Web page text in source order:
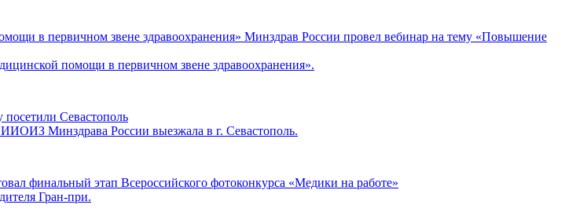
Минздрав России провел вебинар на тему «Повышение
помощи в первичном звене здравоохранения».
Севастополь
Минздрава России выезжала в г. Севастополь.
финальный этап Всероссийского фотоконкурса «Медики на работе»
Гран-при.